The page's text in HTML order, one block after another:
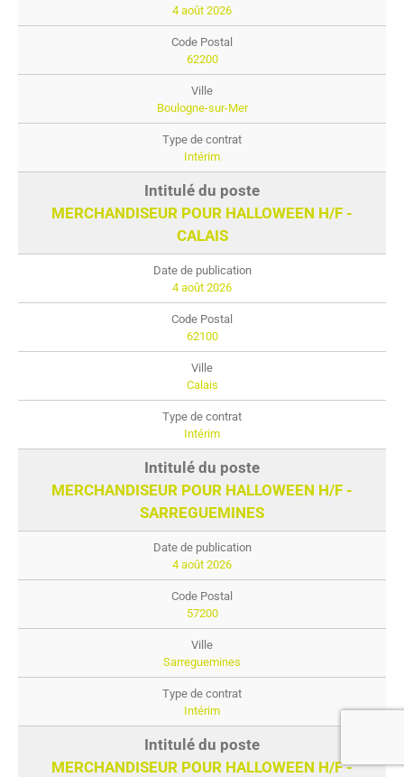
4 août 2026
62200
Boulogne-sur-Mer
Intérim
MERCHANDISEUR POUR HALLOWEEN H/F -
CALAIS
4 août 2026
62100
Calais
Intérim
MERCHANDISEUR POUR HALLOWEEN H/F -
SARREGUEMINES
4 août 2026
57200
Sarreguemines
Intérim
MERCHANDISEUR POUR HALLOWEEN H/F -